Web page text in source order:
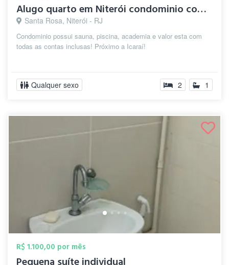
Alugo quarto em Niterói condominio compl...
Santa Rosa, Niterói - RJ
Condominio possui sauna, piscina, academia e valor esta com
todas as contas inclusas! Próximo a Icaraí!
Qualquer sexo 2 1
R$ 1.100,00 por mês
Pequena suíte individual